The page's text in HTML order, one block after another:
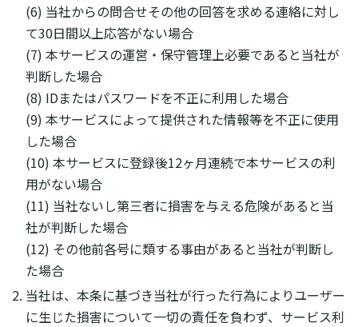
(6) 当社からの問合せその他の回答を求める連絡に対し
て30日間以上応答がない場合
(7) 本サービスの運営・保守管理上必要であると当社が
判断した場合
(8) IDまたはパスワードを不正に利用した場合
(9) 本サービスによって提供された情報等を不正に使用
した場合
(10) 本サービスに登録後12ヶ月連続で本サービスの利
用がない場合
(11) 当社ないし第三者に損害を与える危険があると当
社が判断した場合
(12) その他前各号に類する事由があると当社が判断し
た場合
当社は、本条に基づき当社が行った行為によりユーザー
に生じた損害について一切の責任を負わず、サービス利